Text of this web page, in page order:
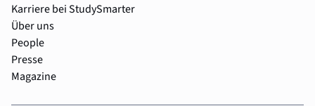
Karriere bei StudySmarter
Über uns
People
Presse
Magazine